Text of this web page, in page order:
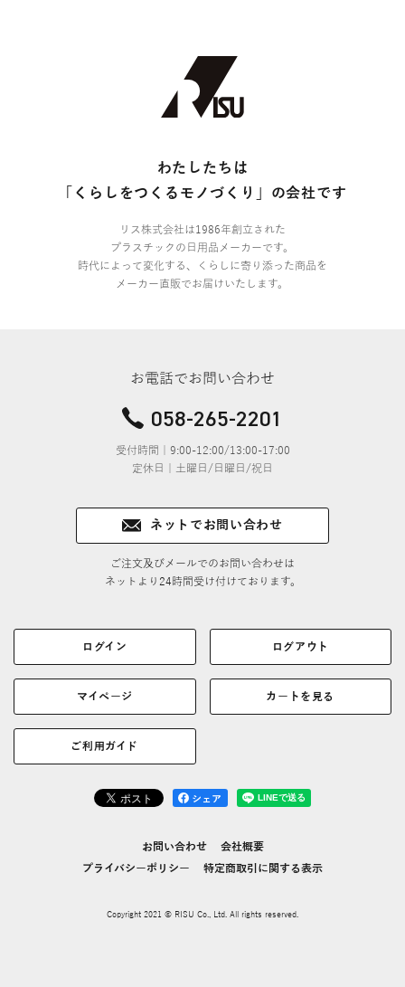
わたしたちは
「くらしをつくるモノづくり」の会社です
リス株式会社は1986年創立された
プラスチックの日用品メーカーです。
時代によって変化する、くらしに寄り添った商品を
メーカー直販でお届けいたします。
お電話でお問い合わせ
058-265-2201
受付時間｜9:00-12:00/13:00-17:00
定休日｜土曜日/日曜日/祝日
ネットでお問い合わせ
ご注文及びメールでのお問い合わせは
ネットより24時間受け付けております。
ログイン ログアウト
マイページ カートを見る
ご利用ガイド
シェア
お問い合わせ
会社概要
プライバシーポリシー
特定商取引に関する表示
Copyright 2021 © RISU Co., Ltd. All rights reserved.